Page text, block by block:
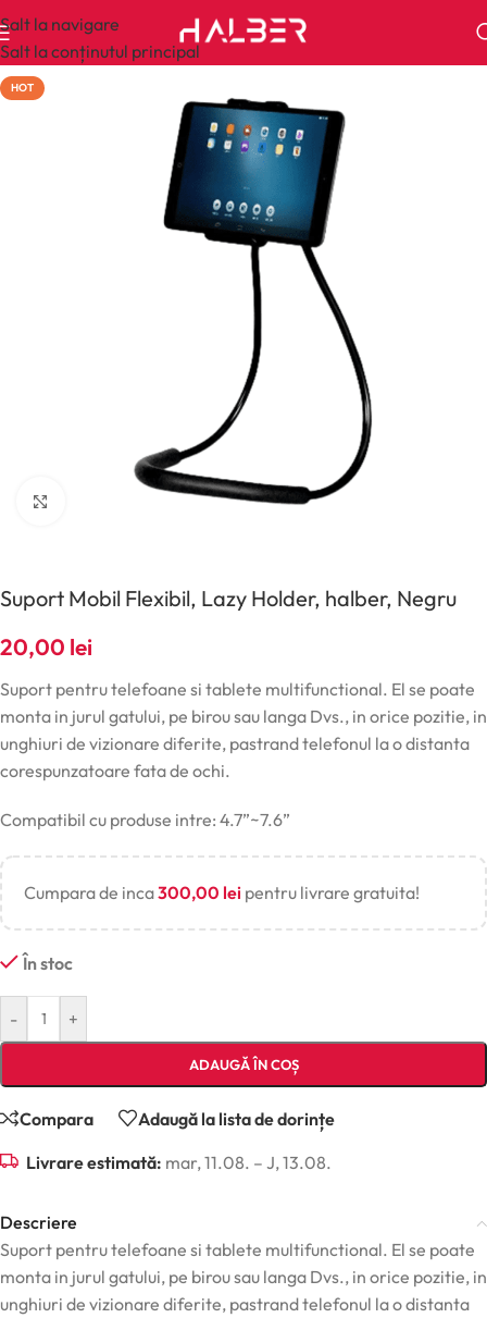
Salt la navigare
Salt la conținutul principal
HOT
Click pentru a mări
Suport Mobil Flexibil, Lazy Holder, halber, Negru
20,00 lei
Suport pentru telefoane si tablete multifunctional. El se poate
monta in jurul gatului, pe birou sau langa Dvs., in orice pozitie, in
unghiuri de vizionare diferite, pastrand telefonul la o distanta
corespunzatoare fata de ochi.
Compatibil cu produse intre: 4.7”~7.6”
Cumpara de inca300,00 lei pentru livrare gratuita!
În stoc
- +
ADAUGĂ ÎN COȘ
Compara Adaugă la lista de dorințe
Livrare estimată: mar, 11.08. – J, 13.08.
Descriere
Suport pentru telefoane si tablete multifunctional. El se poate
monta in jurul gatului, pe birou sau langa Dvs., in orice pozitie, in
unghiuri de vizionare diferite, pastrand telefonul la o distanta